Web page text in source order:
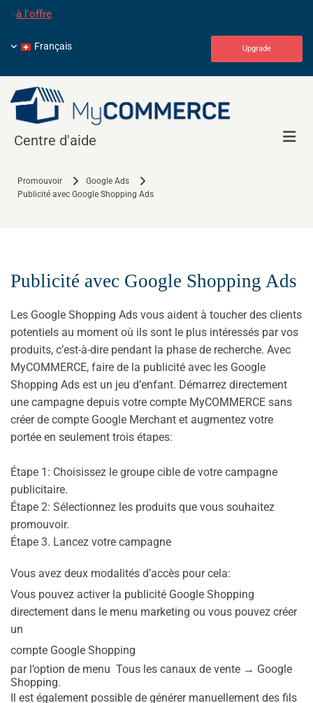
>à l'offre
Upgrade
Français
Centre d'aide
Promouvoir
Google Ads
Publicité avec Google Shopping Ads
Publicité avec Google Shopping Ads
Les Google Shopping Ads vous aident à toucher des clients
potentiels au moment où ils sont le plus intéressés par vos
produits, c’est-à-dire pendant la phase de recherche. Avec
MyCOMMERCE, faire de la publicité avec les Google
Shopping Ads est un jeu d’enfant. Démarrez directement
une campagne depuis votre compte MyCOMMERCE sans
créer de compte Google Merchant et augmentez votre
portée en seulement trois étapes:
Étape 1: Choisissez le groupe cible de votre campagne
publicitaire.
Étape 2: Sélectionnez les produits que vous souhaitez
promouvoir.
Étape 3. Lancez votre campagne
Vous avez deux modalités d’accès pour cela:
Vous pouvez activer la publicité Google Shopping
directement dans le menu marketing ou vous pouvez créer
un
compte Google Shopping
par l’option de menu Tous les canaux de vente → Google
Shopping.
Il est également possible de générer manuellement des fils